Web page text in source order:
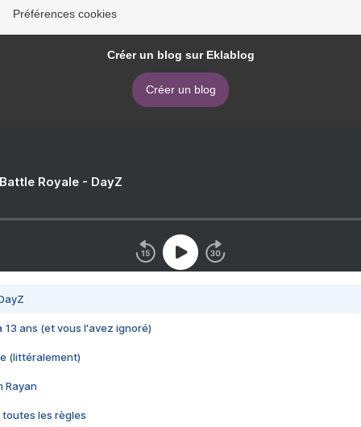
Préférences cookies
Créer un blog sur Eklablog
Créer un blog
Royale - DayZ
13 ans (et vous l'avez ignoré)
(littéralement)
Rayan
toutes les règles